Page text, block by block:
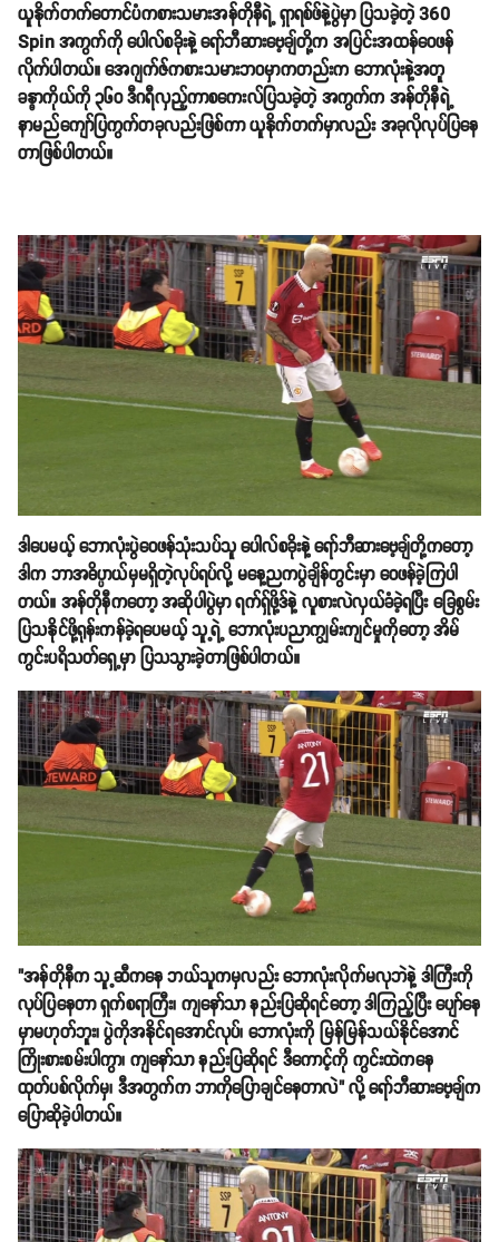
ယူနိုက်တက်တောင်ပံကစားသမားအန်တိုနီရဲ့ ရှာရစ်ဖ်နဲ့ပွဲမှာ ပြသခဲ့တဲ့ 360
Spin အကွက်ကို ပေါလ်စခိုးနဲ့ ရော်ဘီဆားဗေ့ချ်တို့က အပြင်းအထန်ဝေဖန်
လိုက်ပါတယ်။ အေဂျက်ဇ်ကစားသမားဘ၀မှာကတည်းက ဘောလုံးနဲ့အတူ
ခန္ဓာကိုယ်ကို ၃၆၀ ဒီဂရီလှည့်ကာစကေးလ်ပြသခဲ့တဲ့ အကွက်က အန်တိုနီရဲ့
နာမည်ကျော်ပြကွက်တခုလည်းဖြစ်ကာ ယူနိုက်တက်မှာလည်း အခုလိုလုပ်ပြနေ
တာဖြစ်ပါတယ်။
ဒါပေမယ့် ဘောလုံးပွဲဝေဖန်သုံးသပ်သူ ပေါလ်စခိုးနဲ့ ရော်ဘီဆားဗေ့ချ်တို့ကတော့
ဒါက ဘာအဓိပ္ပာယ်မှမရှိတဲ့လုပ်ရပ်လို့ မနေ့ညကပွဲချိန်တွင်းမှာ ဝေဖန်ခဲ့ကြပါ
တယ်။ အန်တိုနီကတော့ အဆိုပါပွဲမှာ ရက်ရှ်ဖို့ဒ်နဲ့ လူစားလဲလှယ်ခံခဲ့ရပြီး ခြေစွမ်း
ပြသနိုင်ဖို့ရုန်းကန်ခဲ့ရပေမယ့် သူ့ရဲ့ ဘောလုံးပညာကျွမ်းကျင်မှုကိုတော့ အိမ်
ကွင်းပရိသတ်ရှေ့မှာ ပြသသွားခဲ့တာဖြစ်ပါတယ်။
"အန်တိုနီက သူ့ဆီကနေ ဘယ်သူကမှလည်း ဘောလုံးလိုက်မလုဘဲနဲ့ ဒါကြီးကို
လုပ်ပြနေတာ ရှက်စရာကြီး၊ ကျနော်သာ နည်းပြဆိုရင်တော့ ဒါကြည့်ပြီး ပျော်နေ
မှာမဟုတ်ဘူး၊ ပွဲကိုအနိုင်ရအောင်လုပ်၊ ဘောလုံးကို မြန်မြန်သယ်နိုင်အောင်
ကြိုးစားစမ်းပါကွာ၊ ကျနော်သာ နည်းပြဆိုရင် ဒီကောင့်ကို ကွင်းထဲကနေ
ထုတ်ပစ်လိုက်မှ၊ ဒီအတွက်က ဘာကိုပြောချင်နေတာလဲ" လို့ ရော်ဘီဆားဗေ့ချ်က
ပြောဆိုခဲ့ပါတယ်။